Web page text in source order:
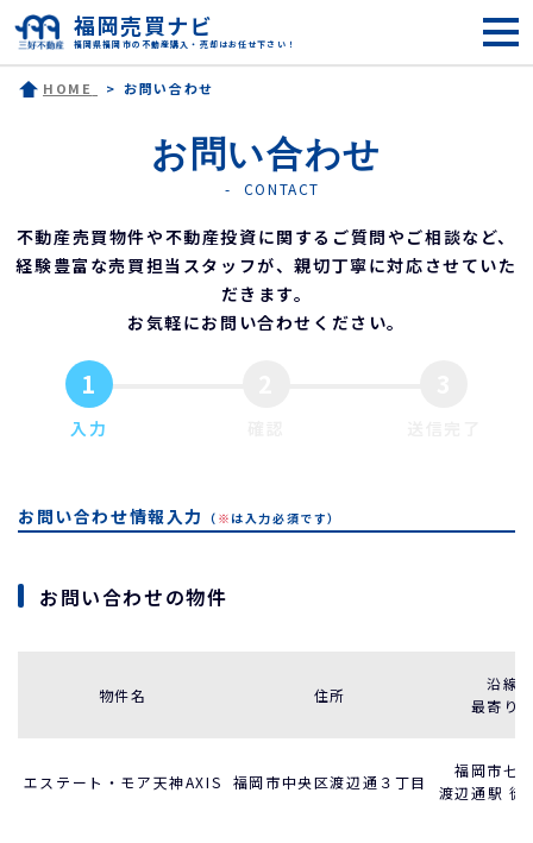
福岡県福岡市の不動産購入・売却はお任せ下さい！
福岡売買ナビ
HOME お問い合わせ
お問い合わせ
CONTACT
不動産売買物件や不動産投資に関するご質問やご相談など、
経験豊富な売買担当スタッフが、親切丁寧に対応させていた
だきます。
お気軽にお問い合わせください。
1
入力
お問い合わせ情報入力 （ ※ は入力必須です）
お問い合わせの物件
物件名 住所
沿線
最寄り
エステート・モア天神AXIS 福岡市中央区渡辺通３丁目
福岡市七
渡辺通駅 徒